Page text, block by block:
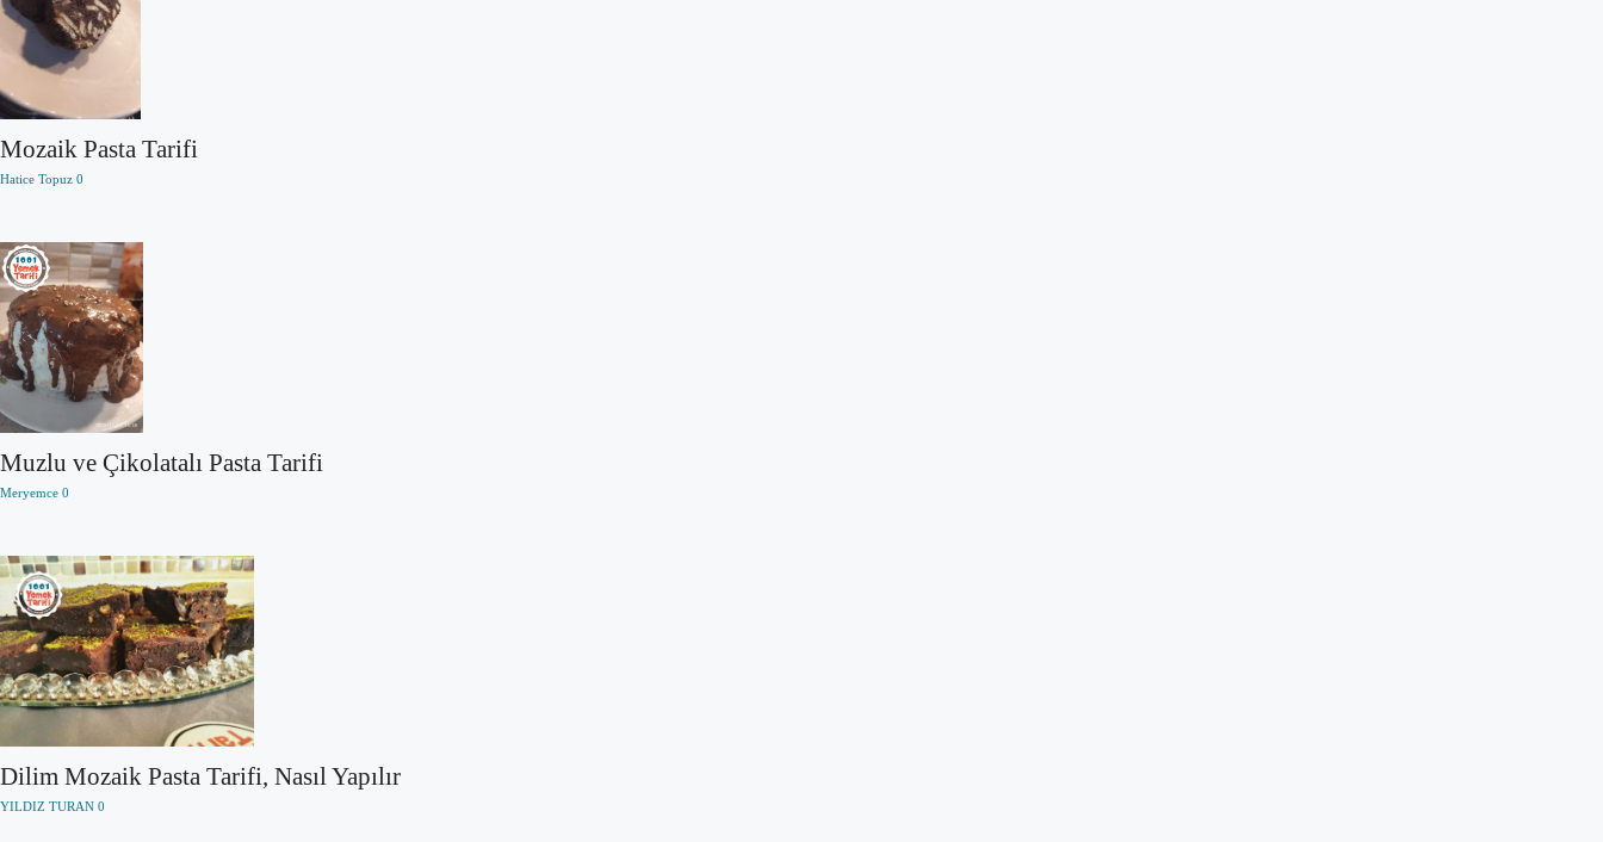
Mozaik Pasta Tarifi
Hatice Topuz 0
Muzlu ve Çikolatalı Pasta Tarifi
Meryemce 0
Dilim Mozaik Pasta Tarifi, Nasıl Yapılır
YILDIZ TURAN 0